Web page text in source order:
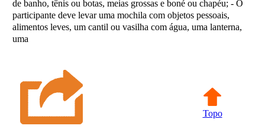
de banho, tênis ou botas, meias grossas e boné ou chapéu; - O
participante deve levar uma mochila com objetos pessoais,
alimentos leves, um cantil ou vasilha com água, uma lanterna,
uma
Topo